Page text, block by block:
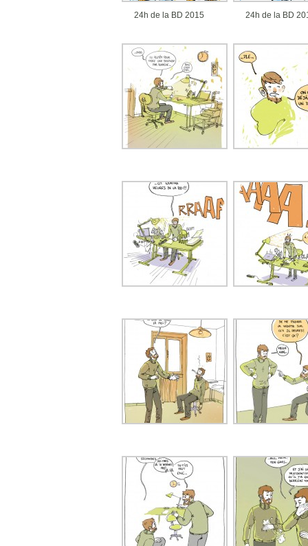
24h de la BD 2015 24h de la BD